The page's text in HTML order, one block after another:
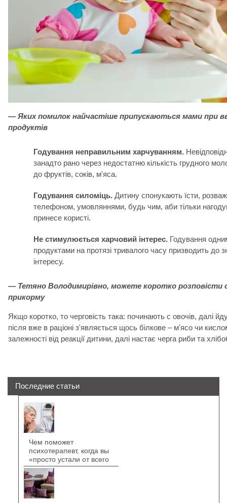
— Яких помилок найчастіше припускаються мами при
продуктів
Годування неправильним харчуванням.
занадто рано через недостатню кількість грудного
до фруктів, соків, м'яса.
Годування силоміць. Дитину спонукають їсти,
телефоном, умовляннями, будь чим, аби тільки
принесе користі.
Не стимулюється харчовий інтерес. Годування
продуктами на протязі тривалого часу призводить до
інтересу.
— Тетяно Володимирівно, можете коротко розповісти
прикорму
Якщо коротко, то черговість така: починають с овочів, далі
після вже в раціоні з'являється щось білкове – м'ясо чи
залежності від реакції дитини, далі настає черга риби та
Последние статьи
Чем поможет
психотерапевт, когда вы
«просто устали от всего